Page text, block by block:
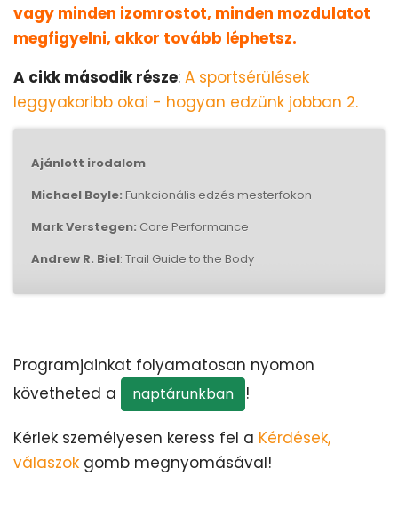
vagy minden izomrostot, minden mozdulatot
megfigyelni, akkor tovább léphetsz.
A cikk második része: A sportsérülések
leggyakoribb okai - hogyan edzünk jobban 2.
Ajánlott irodalom
Michael Boyle: Funkcionális edzés mesterfokon
Mark Verstegen: Core Performance
Andrew R. Biel: Trail Guide to the Body
Programjainkat folyamatosan nyomon
követheted a
naptárunkban !
Kérlek személyesen keress fel a Kérdések,
válaszok gomb megnyomásával!